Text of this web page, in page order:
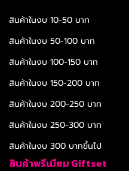
สินค้าในงบ 10-50 บาท
สินค้าในงบ 50-100 บาท
สินค้าในงบ 100-150 บาท
สินค้าในงบ 150-200 บาท
สินค้าในงบ 200-250 บาท
สินค้าในงบ 250-300 บาท
สินค้าในงบ 300 บาทขึ้นไป
สินค้าพรีเมียม Giftset